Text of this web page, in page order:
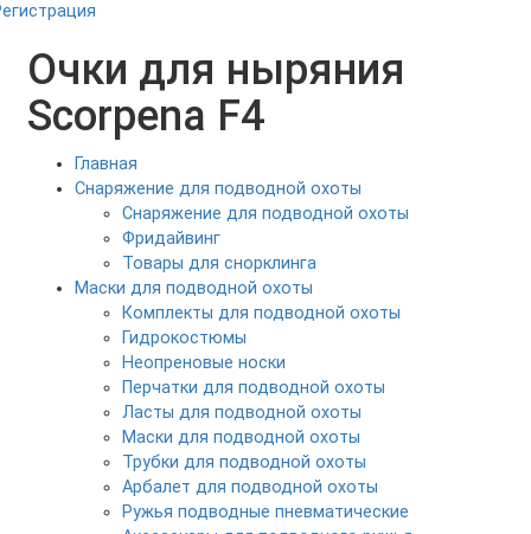
Очки для ныряния
Scorpena F4
Главная
Снаряжение для подводной охоты
Снаряжение для подводной охоты
Фридайвинг
Товары для снорклинга
Маски для подводной охоты
Комплекты для подводной охоты
Гидрокостюмы
Неопреновые носки
Перчатки для подводной охоты
Ласты для подводной охоты
Маски для подводной охоты
Трубки для подводной охоты
Арбалет для подводной охоты
Ружья подводные пневматические